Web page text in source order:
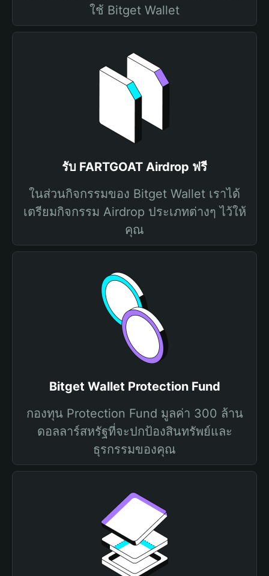
ใช้ Bitget Wallet
รับ FARTGOAT Airdrop ฟรี
ในส่วนกิจกรรมของ Bitget Wallet เราได้
เตรียมกิจกรรม Airdrop ประเภทต่างๆ ไว้ให้
คุณ
Bitget Wallet Protection Fund
กองทุน Protection Fund มูลค่า 300 ล้าน
ดอลลาร์สหรัฐที่จะปกป้องสินทรัพย์และ
ธุรกรรมของคุณ